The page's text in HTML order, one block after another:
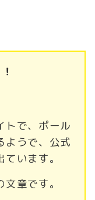
トで、ポール
ようで、公式
います。
章です。